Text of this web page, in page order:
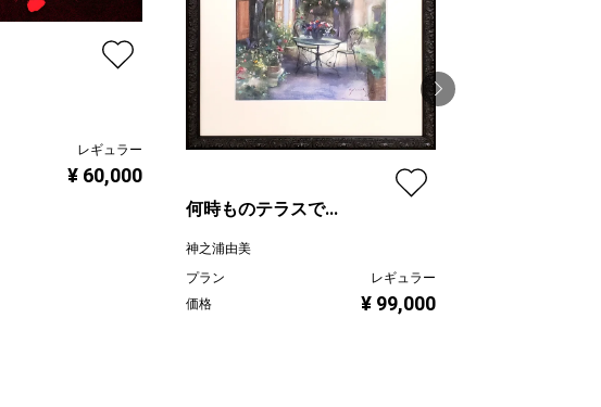
レギュラー
¥ 60,000
何時ものテラスで...
神之浦由美
プラン
レギュラー
価格
¥ 99,000